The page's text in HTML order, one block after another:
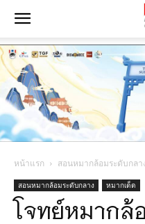
หน้าแรก สอนหมากล้อมระดับกลา
สอนหมากล้อมระดับกลาง หมากเด็ด
โจทย์หมากล้